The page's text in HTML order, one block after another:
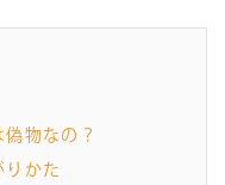
物なの？
かた